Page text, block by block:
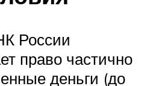
России
право частично
деньги (до